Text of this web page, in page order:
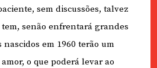
sem discussões, talvez
senão enfrentará grandes
em 1960 terão um
o que poderá levar ao